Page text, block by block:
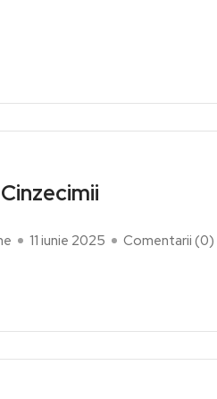
11 iunie 2025 Comentarii (0)